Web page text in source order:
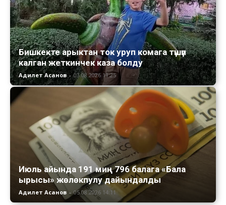
Бишкекте арыктан ток уруп комага түшүп
калган жеткинчек каза болду
Адилет Асанов - 03.08.2026 11:25
Июль айында 191 миң 796 балага «Бала
ырысы» жөлөкпулу дайындалды
Адилет Асанов - 05.08.2026 14:11